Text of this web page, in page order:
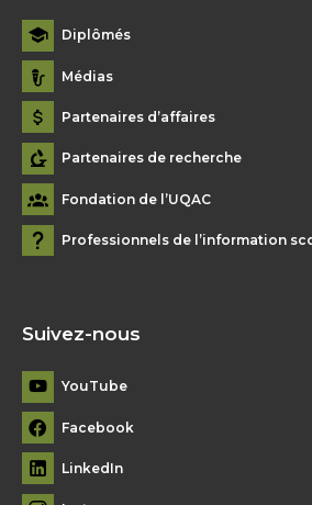
Diplômés
Médias
Partenaires d’affaires
Partenaires de recherche
Fondation de l’UQAC
Professionnels de l’information
Suivez-nous
YouTube
Facebook
LinkedIn